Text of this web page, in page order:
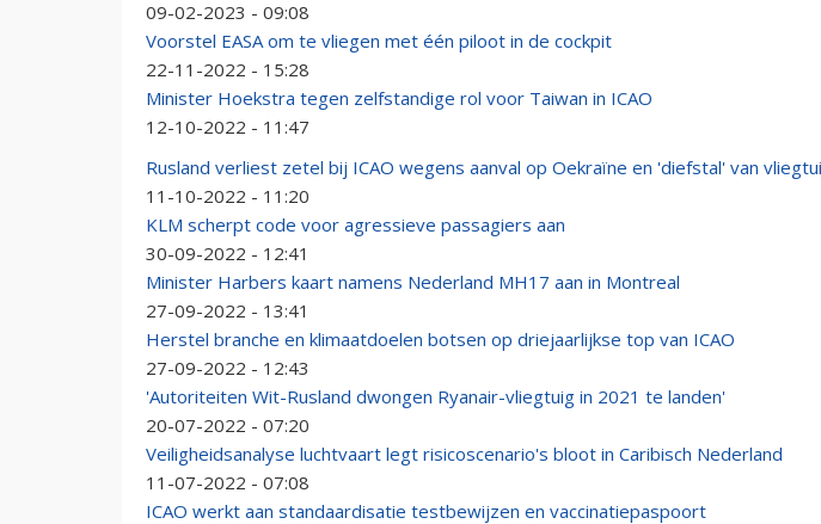
09-02-2023 - 09:08
Voorstel EASA om te vliegen met één piloot in de cockpit
22-11-2022 - 15:28
Minister Hoekstra tegen zelfstandige rol voor Taiwan in ICAO
12-10-2022 - 11:47
Rusland verliest zetel bij ICAO wegens aanval op Oekraïne en 'diefstal' van
11-10-2022 - 11:20
KLM scherpt code voor agressieve passagiers aan
30-09-2022 - 12:41
Minister Harbers kaart namens Nederland MH17 aan in Montreal
27-09-2022 - 13:41
Herstel branche en klimaatdoelen botsen op driejaarlijkse top van ICAO
27-09-2022 - 12:43
'Autoriteiten Wit-Rusland dwongen Ryanair-vliegtuig in 2021 te landen'
20-07-2022 - 07:20
Veiligheidsanalyse luchtvaart legt risicoscenario's bloot in Caribisch Nederland
11-07-2022 - 07:08
ICAO werkt aan standaardisatie testbewijzen en vaccinatiepaspoort